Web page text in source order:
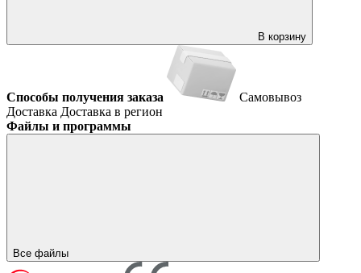
В корзину
Способы получения заказа
Самовывоз
Доставка Доставка в регион
Файлы и программы
Все файлы